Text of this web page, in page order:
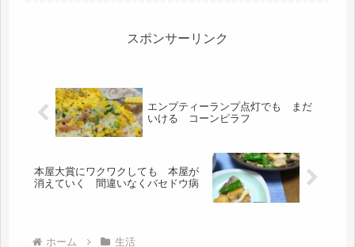
この...
スポンサーリンク
エンプティーランプ点灯でも まだ
いける コーンピラフ
本屋大賞にワクワクしても 本屋が
消えていく 間違いなくバセドウ病
ホーム 生活